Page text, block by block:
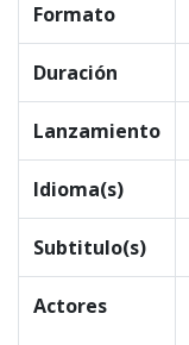
Formato
Duración
Lanzamiento
Idioma(s)
Subtitulo(s)
Actores